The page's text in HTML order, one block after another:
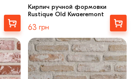
Выбрать
Кирпич ручной формовки
Rustique Old Kwaeremont
63 грн
Купити